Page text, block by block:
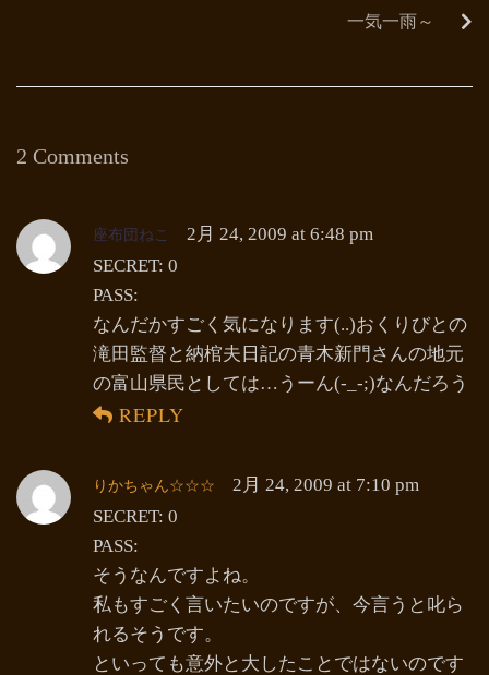
一気一雨～
2 Comments
座布団ねこ
2月 24, 2009 at 6:48 pm
SECRET: 0
PASS:
なんだかすごく気になります(..)おくりびとの
滝田監督と納棺夫日記の青木新門さんの地元
の富山県民としては…うーん(-_-;)なんだろう
REPLY
りかちゃん☆☆☆
2月 24, 2009 at 7:10 pm
SECRET: 0
PASS:
そうなんですよね。
私もすごく言いたいのですが、今言うと叱ら
れるそうです。
といっても意外と大したことではないのです